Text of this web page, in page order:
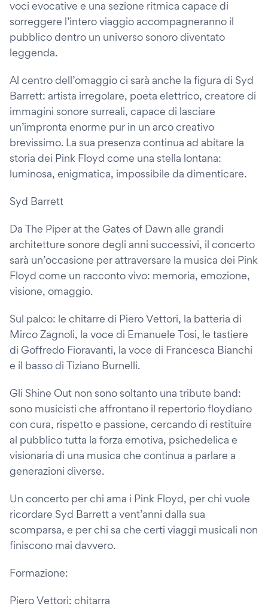
voci evocative e una sezione ritmica capace di
sorreggere l’intero viaggio accompagneranno il
pubblico dentro un universo sonoro diventato
leggenda.
Al centro dell’omaggio ci sarà anche la figura di Syd
Barrett: artista irregolare, poeta elettrico, creatore di
immagini sonore surreali, capace di lasciare
un’impronta enorme pur in un arco creativo
brevissimo. La sua presenza continua ad abitare la
storia dei Pink Floyd come una stella lontana:
luminosa, enigmatica, impossibile da dimenticare.
Syd Barrett
Da The Piper at the Gates of Dawn alle grandi
architetture sonore degli anni successivi, il concerto
sarà un’occasione per attraversare la musica dei Pink
Floyd come un racconto vivo: memoria, emozione,
visione, omaggio.
Sul palco: le chitarre di Piero Vettori, la batteria di
Mirco Zagnoli, la voce di Emanuele Tosi, le tastiere
di Goffredo Fioravanti, la voce di Francesca Bianchi
e il basso di Tiziano Burnelli.
Gli Shine Out non sono soltanto una tribute band:
sono musicisti che affrontano il repertorio floydiano
con cura, rispetto e passione, cercando di restituire
al pubblico tutta la forza emotiva, psichedelica e
visionaria di una musica che continua a parlare a
generazioni diverse.
Un concerto per chi ama i Pink Floyd, per chi vuole
ricordare Syd Barrett a vent’anni dalla sua
scomparsa, e per chi sa che certi viaggi musicali non
finiscono mai davvero.
Formazione:
Piero Vettori: chitarra